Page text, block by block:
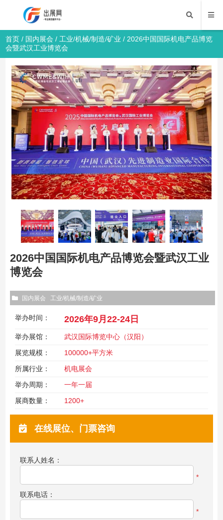
首页 / 国内展会 / 工业/机械/制造/矿业 / 2026中国国际机电产品博览
会暨武汉工业博览会
2026中国国际机电产品博览会暨武汉工业
博览会
国内展会 工业/机械/制造/矿业
举办时间： 2026年9月22-24日
举办展馆：
武汉国际博览中心（汉阳）
展览规模：
100000+平方米
所属行业：
机电展会
举办周期：
一年一届
展商数量：
1200+
在线展位、门票咨询
联系人姓名：
*
联系电话：
*